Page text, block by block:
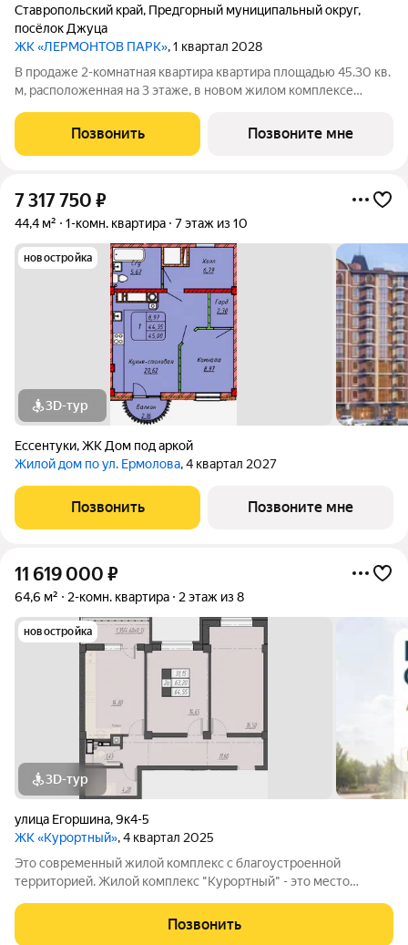
Ставропольский край, Предгорный муниципальный округ,
посёлок Джуца
ЖК «ЛЕРМОНТОВ ПАРК», 1 квартал 2028
В продаже 2-комнатная квартира квартира площадью 45.30 кв.
м, расположенная на 3 этаже, в новом жилом комплексе
Проект от застройщика PARADE Development находится в
Ставропольском крае, на
Позвонить Позвоните мне
7 317 750 ₽
44,4 м² 1-комн. квартира 7 этаж из 10
новостройка
3D-тур
Ессентуки,ЖК Дом под аркой
Жилой дом по ул. Ермолова, 4 квартал 2027
Позвонить Позвоните мне
11 619 000 ₽
64,6 м² 2-комн. квартира 2 этаж из 8
новостройка
3D-тур
улица Егоршина,9к4-5
ЖК «Курортный», 4 квартал 2025
Это современный жилой комплекс с благоустроенной
территорией. Жилой комплекс "Курортный" - это место
повседневной суете и погрузитесь в атмосферу комфорта,
веселья и отдыха. В 5 минутах ходьбы от
Позвонить